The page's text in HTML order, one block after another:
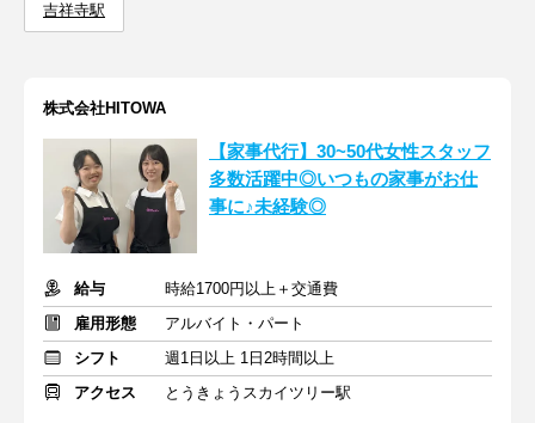
吉祥寺駅
株式会社HITOWA
【家事代行】30~50代女性スタッフ
多数活躍中◎いつもの家事がお仕
事に♪未経験◎
給与
時給1700円以上＋交通費
雇用形態
アルバイト・パート
シフト
週1日以上 1日2時間以上
アクセス
とうきょうスカイツリー駅